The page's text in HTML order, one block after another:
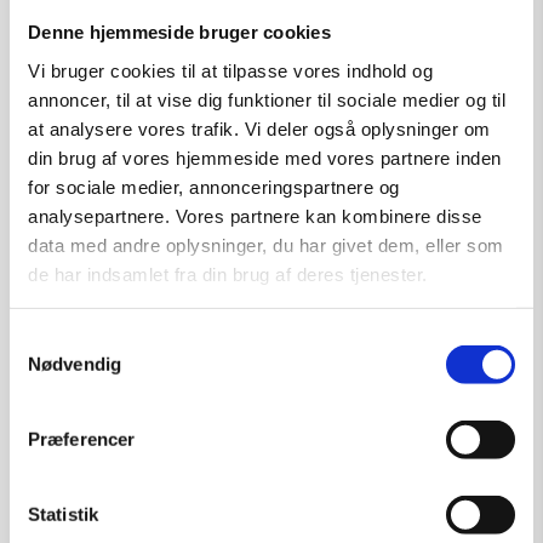
Denne hjemmeside bruger cookies
Vi bruger cookies til at tilpasse vores indhold og
annoncer, til at vise dig funktioner til sociale medier og til
at analysere vores trafik. Vi deler også oplysninger om
din brug af vores hjemmeside med vores partnere inden
for sociale medier, annonceringspartnere og
analysepartnere. Vores partnere kan kombinere disse
data med andre oplysninger, du har givet dem, eller som
de har indsamlet fra din brug af deres tjenester.
Nødvendig
Præferencer
Statistik